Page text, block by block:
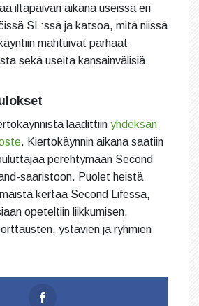
iltapäivän aikana useissa eri
SL:ssä ja katsoa, mitä niissä
mahtuivat parhaat
sekä useita kansainvälisiä
laadittiin yhdeksän
. Kiertokäynnin aikana saatiin
perehtymään Second
saaristoon. Puolet heistä
kertaa Second Lifessa,
opeteltiin liikkumisen,
ystävien ja ryhmien